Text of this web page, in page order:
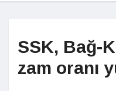
SSK, Bağ-
zam oranı